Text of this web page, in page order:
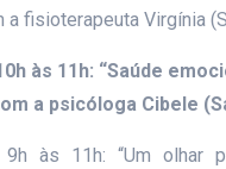
a fisioterapeuta Virgínia
às 11h: “Saúde
a psicóloga Cibele
às 11h: “Um olhar